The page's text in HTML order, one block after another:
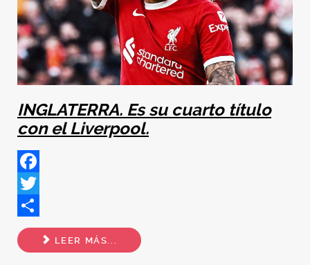
INGLATERRA. Es su cuarto título
con el Liverpool.
Facebook
Twitter
Share
LEER MÁS...